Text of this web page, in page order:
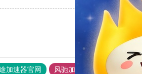
加速器官网 风驰加速器
旋风加速器